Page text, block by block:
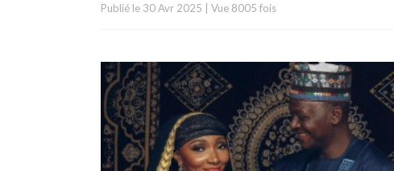
Publié le 30 Avr 2025 Vue 8005 fois